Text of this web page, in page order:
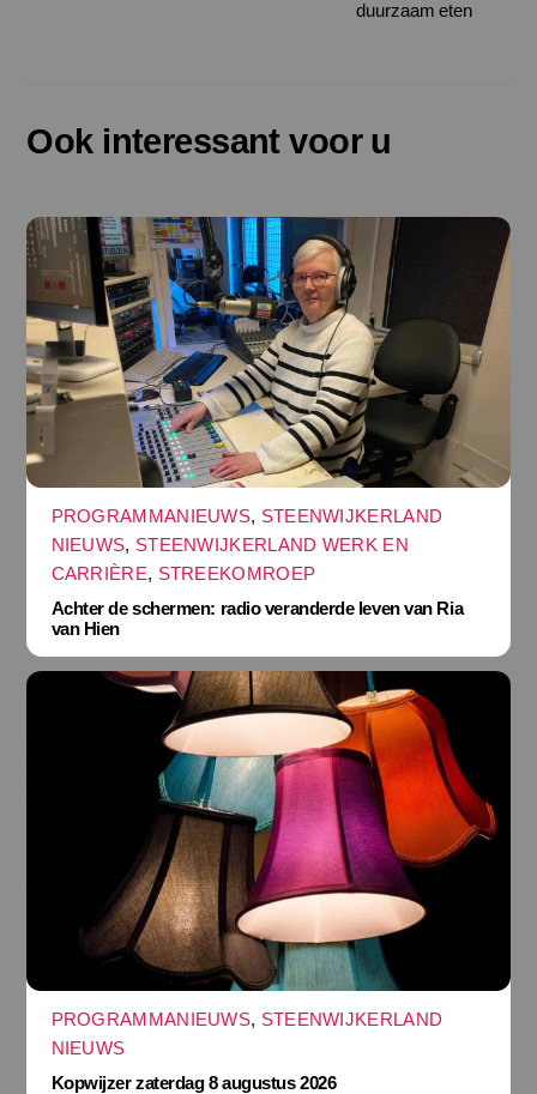
duurzaam eten
Ook interessant voor u
PROGRAMMANIEUWS, STEENWIJKERLAND
NIEUWS, STEENWIJKERLAND WERK EN
CARRIÈRE, STREEKOMROEP
Achter de schermen: radio veranderde leven van Ria
van Hien
PROGRAMMANIEUWS, STEENWIJKERLAND
NIEUWS
Kopwijzer zaterdag 8 augustus 2026